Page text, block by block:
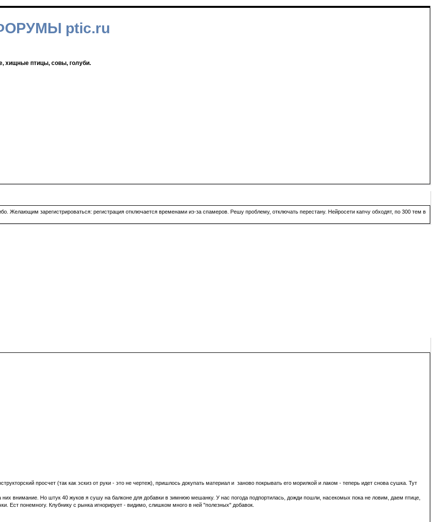
ptic.ru
хищные птицы, совы, голуби.
Желающим зарегистрироваться: регистрация отключается временами из-за спамеров. Решу проблему, отключать перестану. Нейросети капчу обходят, по 300 тем в
просчет (так как эскиз от руки - это не чертеж), пришлось докупать материал и заново покрывать его морилкой и лаком - теперь идет снова сушка. Тут
внимание. Но штук 40 жуков я сушу на балконе для добавки в зимнюю мешанку. У нас погода подпортилась, дожди пошли, насекомых пока не ловим, даем птице,
Ест понемногу. Клубнику с рынка игнорирует - видимо, слишком много в ней "полезных" добавок.